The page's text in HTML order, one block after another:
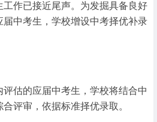
工作已接近尾声。为发掘具备良好
中考生，学校增设中考择优补录
估的应届中考生，学校将结合中
评审，依据标准择优录取。